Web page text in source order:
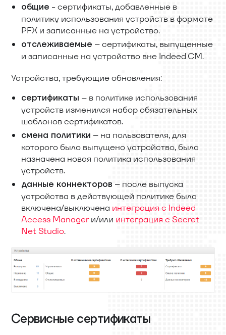
общие - сертификаты, добавленные в
политику использования устройств в формате
PFX и записанные на устройство.
отслеживаемые – сертификаты, выпущенные
и записанные на устройство вне Indeed CM.
Устройства, требующие обновления:
сертификаты – в политике использования
устройств изменился набор обязательных
шаблонов сертификатов.
смена политики – на пользователя, для
которого было выпущено устройство, была
назначена новая политика использования
устройств.
данные коннекторов – после выпуска
устройства в действующей политике была
включена/выключена интеграция с Indeed
Access Managerи/или интеграция с Secret
Net Studio.
Сервисные сертификаты